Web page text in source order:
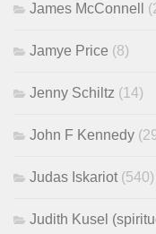
James McConnell
Jamye Price (8)
Jenny Schiltz (14)
John F Kennedy
Judas Iskariot (540)
Judith Kusel